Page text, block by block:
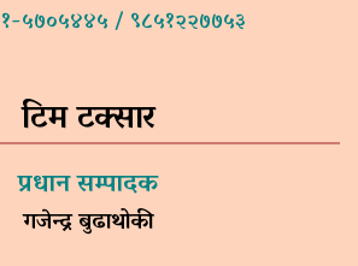
५७०५४४५ / ९८५१२२७७५३
टिम टक्सार
प्रधान सम्पादक
गजेन्द्र बुढाथोकी